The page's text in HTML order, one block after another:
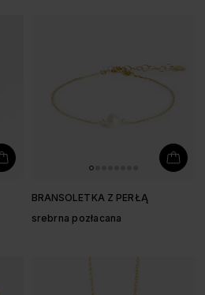
BRANSOLETKA Z PERŁĄ
srebrna pozłacana